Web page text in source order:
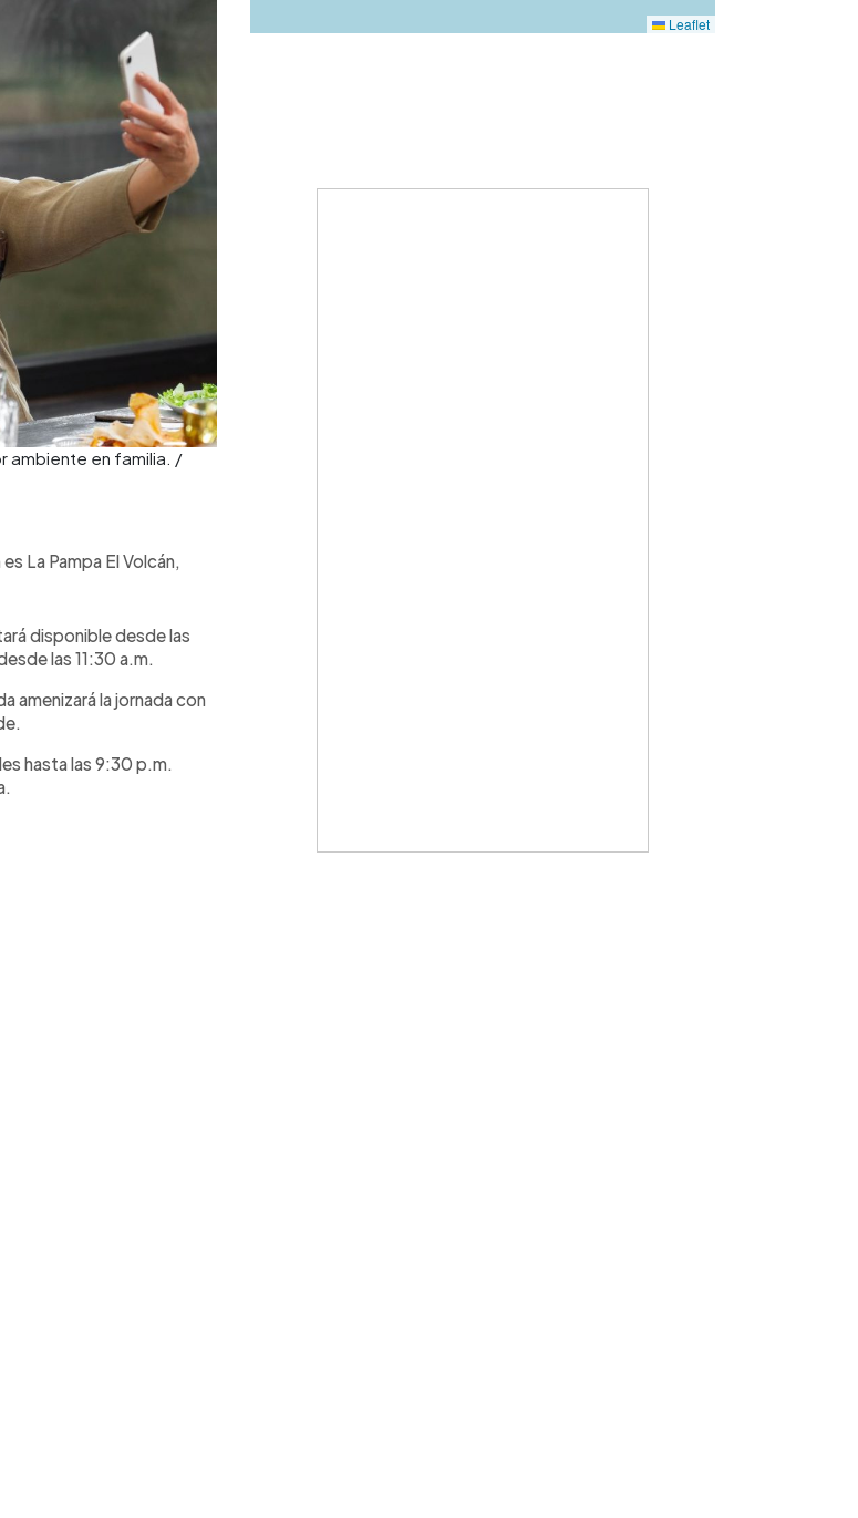
ambiente en familia. /
La Pampa El Volcán,
disponible desde las
las 11:30 a.m.
amenizará la jornada con
hasta las 9:30 p.m.